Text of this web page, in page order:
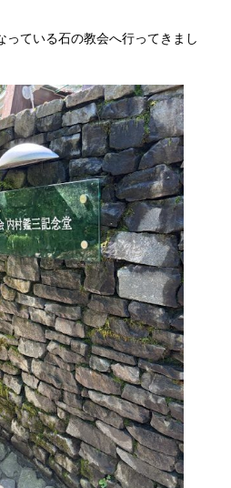
ている石の教会へ行ってきまし